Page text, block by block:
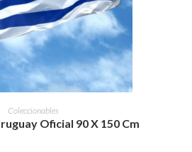
AL CARRITO
Coleccionables
Oficial 90 X 150 Cm